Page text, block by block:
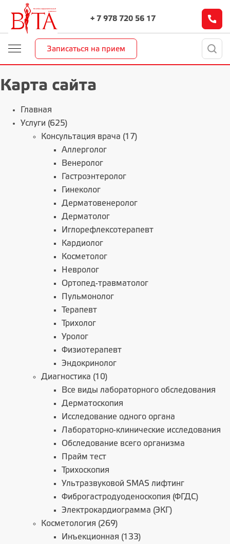
+ 7 978 720 56 17
Записаться на прием
Карта сайта
Главная
Услуги (625)
Консультация врача (17)
Аллерголог
Венеролог
Гастроэнтеролог
Гинеколог
Дерматовенеролог
Дерматолог
Иглорефлексотерапевт
Кардиолог
Косметолог
Невролог
Ортопед-травматолог
Пульмонолог
Терапевт
Трихолог
Уролог
Физиотерапевт
Эндокринолог
Диагностика (10)
Все виды лабораторного обследования
Дерматоскопия
Исследование одного органа
Лабораторно-клинические исследования
Обследование всего организма
Прайм тест
Трихоскопия
Ультразвуковой SMAS лифтинг
Фиброгастродуоденоскопия (ФГДС)
Электрокардиограмма (ЭКГ)
Косметология (269)
Инъекционная (133)